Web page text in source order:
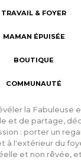
TRAVAIL & FOYER
MAMAN ÉPUISÉE
BOUTIQUE
COMMUNAUTÉ
la Fabuleuse
et de partage,
: porter un
à l'extérieur du
et non rêvée,